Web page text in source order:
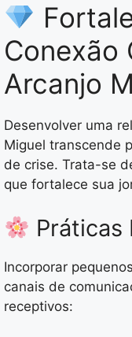
Conexão
Arcanjo
Desenvolver uma
Miguel transcende
de crise. Trata-se
que fortalece sua
Práticas
Incorporar
canais de
receptivos: